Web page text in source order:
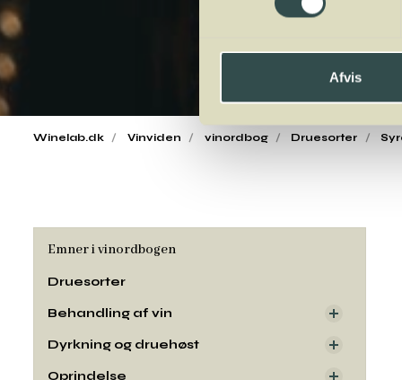
Afvis
Winelab.dk Vinviden vinordbog Druesorter
Emner i vinordbogen
Druesorter
Behandling af vin
Dyrkning og druehøst
Oprindelse